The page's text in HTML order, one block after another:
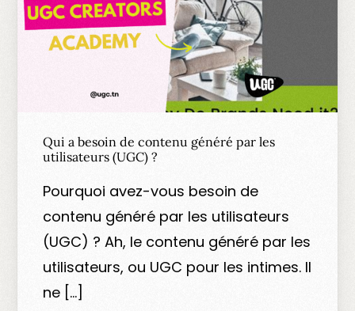
Qui a besoin de contenu généré par les
utilisateurs (UGC) ?
Pourquoi avez-vous besoin de
contenu généré par les utilisateurs
(UGC) ? Ah, le contenu généré par les
utilisateurs, ou UGC pour les intimes. Il
ne […]